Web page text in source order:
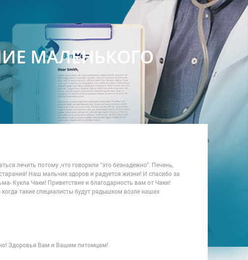
МАЛЕНЬКОГО
лечить потому ,что говорили "это безнадежно". Печень,
Наш мальчик здоров и радуется жизни! И спасибо за
Кукла Чаки! Приветствие и благодарность вам от Чаки!
такие специалисты будут рядышком возле наших
Здоровья Вам и Вашим питомцам!